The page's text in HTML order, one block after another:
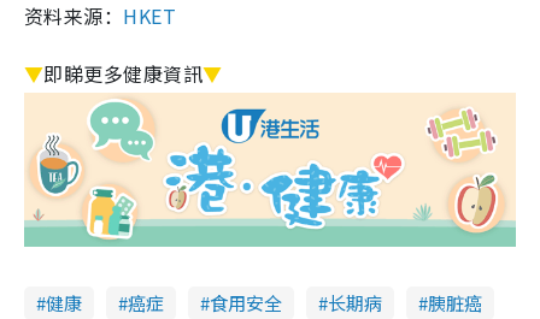
资料来源： HKET
▼即睇更多健康資訊▼
健康 癌症 食用安全 长期病
胰脏癌